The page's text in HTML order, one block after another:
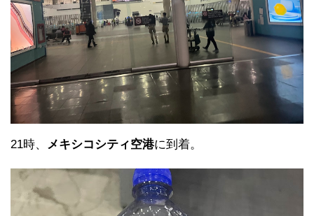
21時、 メキシコシティ空港に到着。